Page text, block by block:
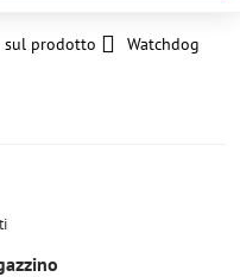
sul prodotto
Watchdog